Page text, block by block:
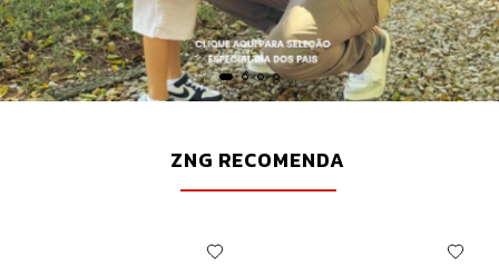
ZNG RECOMENDA